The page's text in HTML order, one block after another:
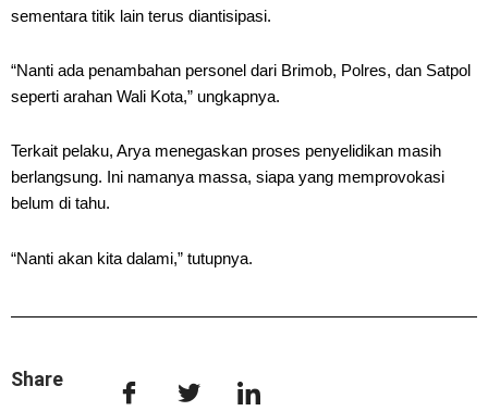
sementara titik lain terus diantisipasi.
“Nanti ada penambahan personel dari Brimob, Polres, dan Satpol
seperti arahan Wali Kota,” ungkapnya.
Terkait pelaku, Arya menegaskan proses penyelidikan masih
berlangsung. Ini namanya massa, siapa yang memprovokasi
belum di tahu.
“Nanti akan kita dalami,” tutupnya.
Share